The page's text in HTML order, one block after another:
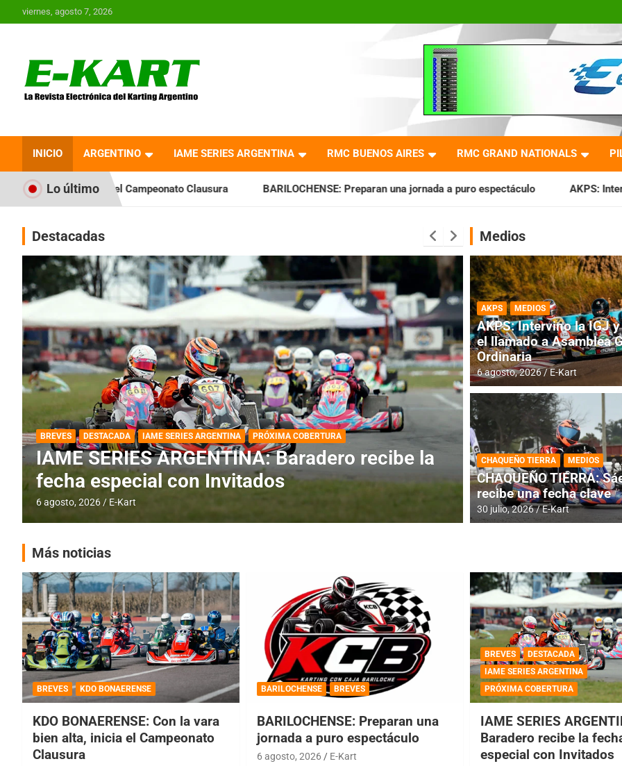
al
viernes, agosto 7, 2026
Revista Electrónica del
Karting en Argentina
INICIO ARGENTINO IAME SERIES ARGENTINA RMC BUENOS AIRES RMC GRAND NATIONALS
Lo último
Clausura BARILOCHENSE: Preparan una jornada a puro espectáculo AKPS: Intervino la IGJ y oficializó
Destacadas
DESTACADA IAME SERIES ARGENTINA
IAME SERIES ARGENTINA: Horarios para la
fecha con Invitados
4 agosto, 2026 E-Kart
DESTACADA INFORME CENTRAL
RMC BUENOS
histórica en
4 agosto, 2026 E-Kart
Medios
AKPS MEDIOS
AKPS: Intervino la IGJ
el llamado a Asamblea
Ordinaria
6 agosto, 2026 E-Kart
CHAQUEÑO TIERRA MEDIOS
CHAQUEÑO TIERRA:
recibe una fecha clave
30 julio, 2026 E-Kart
Más noticias
BREVES KDO BONAERENSE
KDO BONAERENSE: Con la vara
bien alta, inicia el Campeonato
Clausura
BARILOCHENSE BREVES
BARILOCHENSE: Preparan una
jornada a puro espectáculo
6 agosto, 2026 E-Kart
BREVES
DESTACADA
IAME SERIES ARGENTINA
PRÓXIMA COBERTURA
IAME SERIES
Baradero recibe la
especial con Invitados